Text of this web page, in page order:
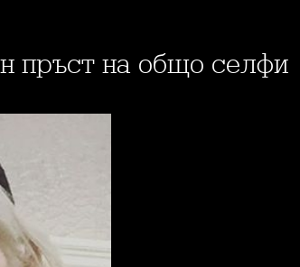
пръст на общо селфи